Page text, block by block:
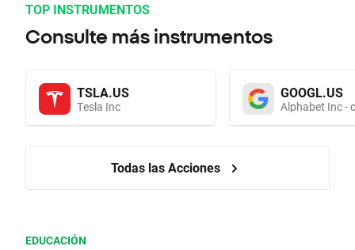
TOP INSTRUMENTOS
Consulte más instrumentos
TSLA.US
Tesla Inc
GOOGL.US
Alphabet Inc -
Todas las Acciones
EDUCACIÓN